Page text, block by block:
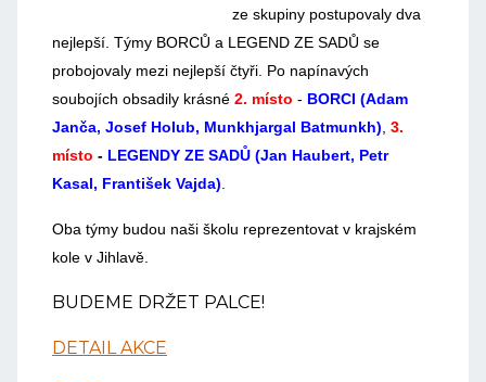
ze skupiny postupovaly dva
nejlepší. Týmy BORCŮ a LEGEND ZE SADŮ se
probojovaly mezi nejlepší čtyři. Po napínavých
soubojích obsadily krásné 2. místo - BORCI (Adam
Janča, Josef Holub, Munkhjargal Batmunkh) 3.
místo - LEGENDY ZE SADŮ (Jan Haubert, Petr
Kasal, František Vajda)
Oba týmy budou naši školu reprezentovat v krajském
kole v Jihlavě.
BUDEME DRŽET PALCE!
DETAIL AKCE